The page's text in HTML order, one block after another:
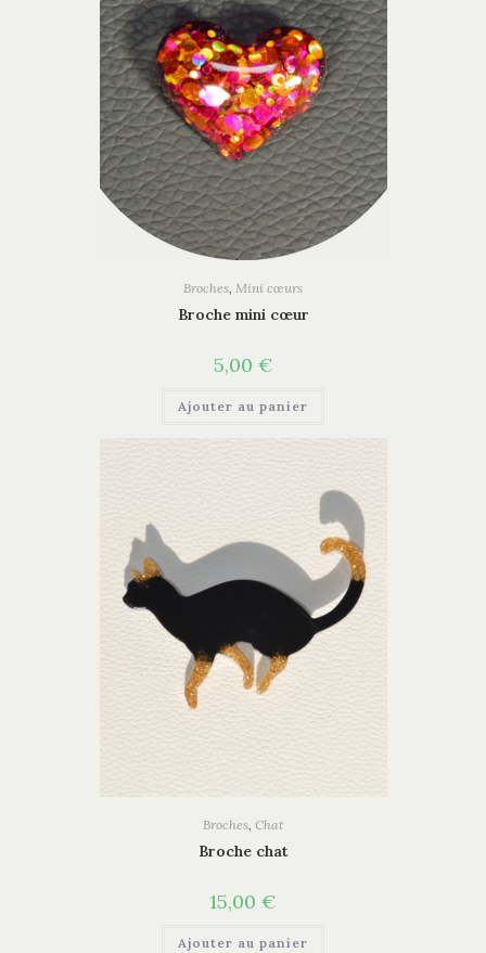
Broches Mini cœurs
Broche mini cœur
5,00 €
Ajouter au panier
Broches, Chat
Broche chat
15,00 €
Ajouter au panier